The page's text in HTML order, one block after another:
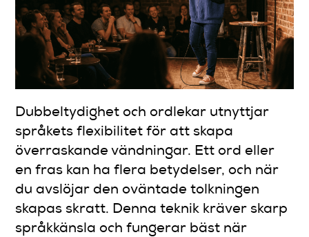
Dubbeltydighet och ordlekar utnyttjar
språkets flexibilitet för att skapa
överraskande vändningar. Ett ord eller
en fras kan ha flera betydelser, och när
du avslöjar den oväntade tolkningen
skapas skratt. Denna teknik kräver skarp
språkkänsla och fungerar bäst när